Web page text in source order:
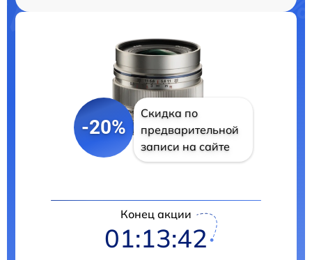
-20%
Скидка по
предварительной
записи на сайте
Конец акции
01:13:41